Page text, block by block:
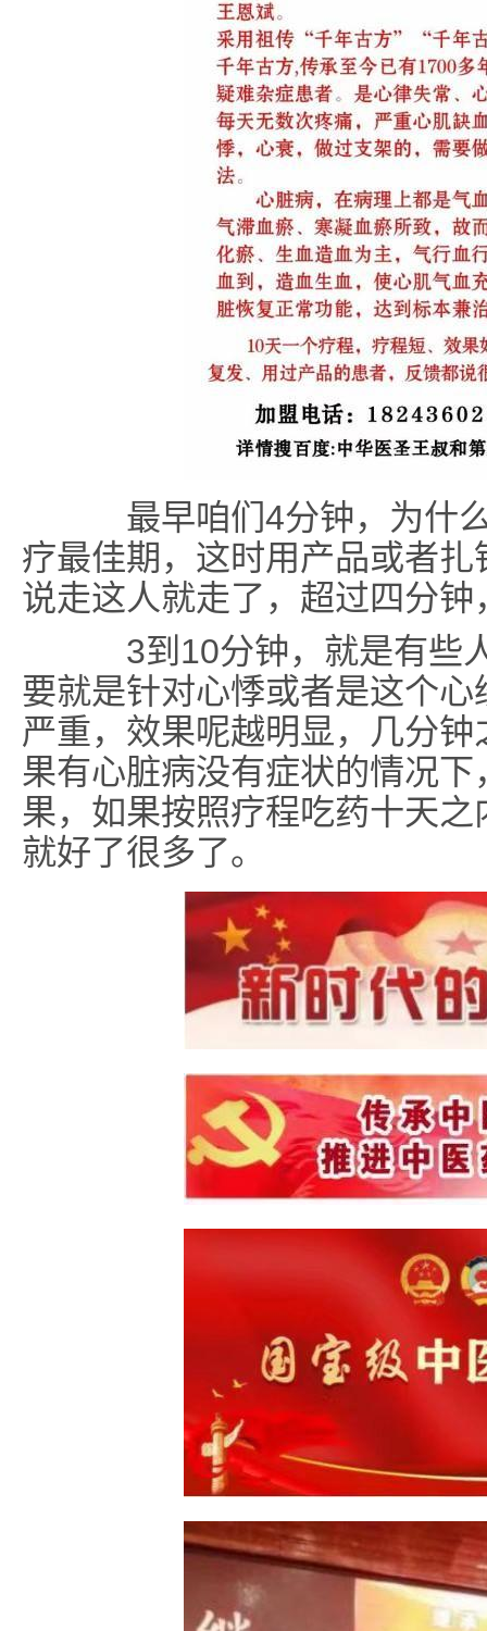
最早咱们4分钟，为什么
疗最佳期，这时用产品或者
说走这人就走了，超过四分
3到10分钟，就是有些
要就是针对心悸或者是这个
严重，效果呢越明显，几分
果有心脏病没有症状的情况
果，如果按照疗程吃药十天
就好了很多了。